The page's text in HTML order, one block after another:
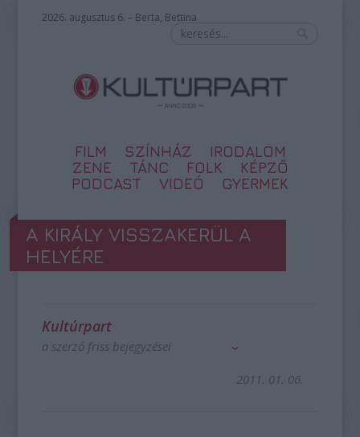
2026. augusztus 6. – Berta, Bettina
FILM SZÍNHÁZ
IRODALOM
ZENE
TÁNC FOLK
KÉPZŐ
PODCAST
VIDEÓ GYERMEK
A KIRÁLY VISSZAKERÜL A
HELYÉRE
Kultúrpart
a szerző friss bejegyzései
2011. 01. 06.